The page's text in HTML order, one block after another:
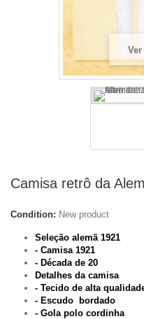
Camisa retrô da
Condition: New product
Seleção alemã 1921
- Camisa 1921
- Década de 20
Detalhes da camisa
- Tecido de alta
- Escudo bordado
- Gola polo cordinha